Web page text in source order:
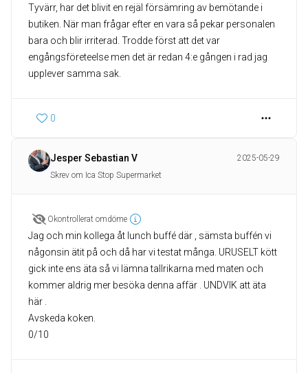
Tyvärr, har det blivit en rejäl försämring av bemötande i
butiken. När man frågar efter en vara så pekar personalen
bara och blir irriterad. Trodde först att det var
engångsföreteelse men det är redan 4:e gången i rad jag
upplever samma sak.
0
Jesper Sebastian V
2025-05-29
Skrev om Ica Stop Supermarket
Okontrollerat omdöme
Jag och min kollega åt lunch buffé där , sämsta buffén vi
någonsin ätit på och då har vi testat många. URUSELT kött
gick inte ens äta så vi lämna tallrikarna med maten och
kommer aldrig mer besöka denna affär . UNDVIK att äta
här .
Avskeda koken.
0/10